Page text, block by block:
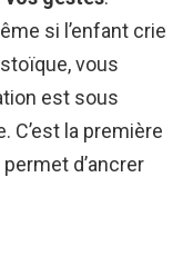
si l’enfant crie
vous
est sous
C’est la première
d’ancrer